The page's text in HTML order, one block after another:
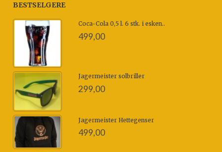
BESTSELGERE
Coca-Cola 0,5 l. 6 stk. i esken..
499,00
Jagermeister solbriller
299,00
Jagermeister Hettegenser
499,00